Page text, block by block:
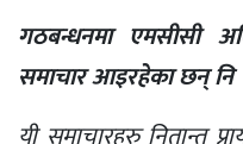
गठबन्धनमा एमसीसी
समाचार आइरहेका छन्